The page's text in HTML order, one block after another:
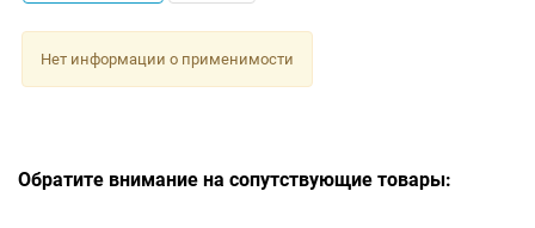
Нет информации о применимости
Обратите внимание на сопутствующие товары: